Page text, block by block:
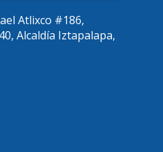
Atlixco #186,
Alcaldía Iztapalapa,